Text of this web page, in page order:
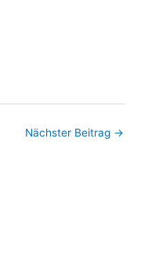
Nächster Beitrag →